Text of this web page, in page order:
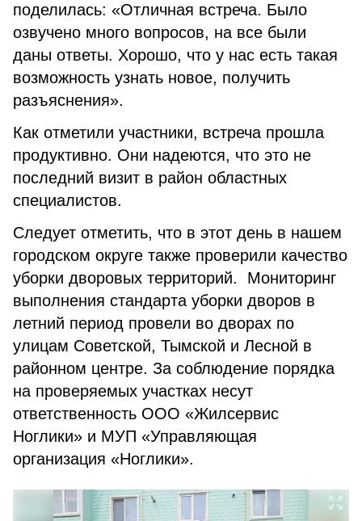
поделилась: «Отличная встреча. Было
озвучено много вопросов, на все были
даны ответы. Хорошо, что у нас есть такая
возможность узнать новое, получить
разъяснения».
Как отметили участники, встреча прошла
продуктивно. Они надеются, что это не
последний визит в район областных
специалистов.
Следует отметить, что в этот день в нашем
городском округе также проверили качество
уборки дворовых территорий. Мониторинг
выполнения стандарта уборки дворов в
летний период провели во дворах по
улицам Советской, Тымской и Лесной в
районном центре. За соблюдение порядка
на проверяемых участках несут
ответственность ООО «Жилсервис
Ноглики» и МУП «Управляющая
организация «Ноглики».